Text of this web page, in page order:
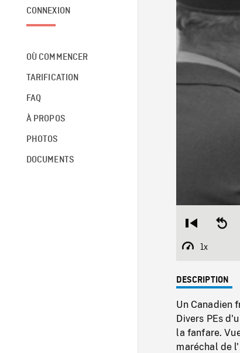
CONNEXION
OÙ COMMENCER
TARIFICATION
FAQ
À PROPOS
PHOTOS
DOCUMENTS
Restart
beginning
Seek
1x
Playback
DESCRIPTION
Un Canadien
Divers PEs
la fanfare.
maréchal de